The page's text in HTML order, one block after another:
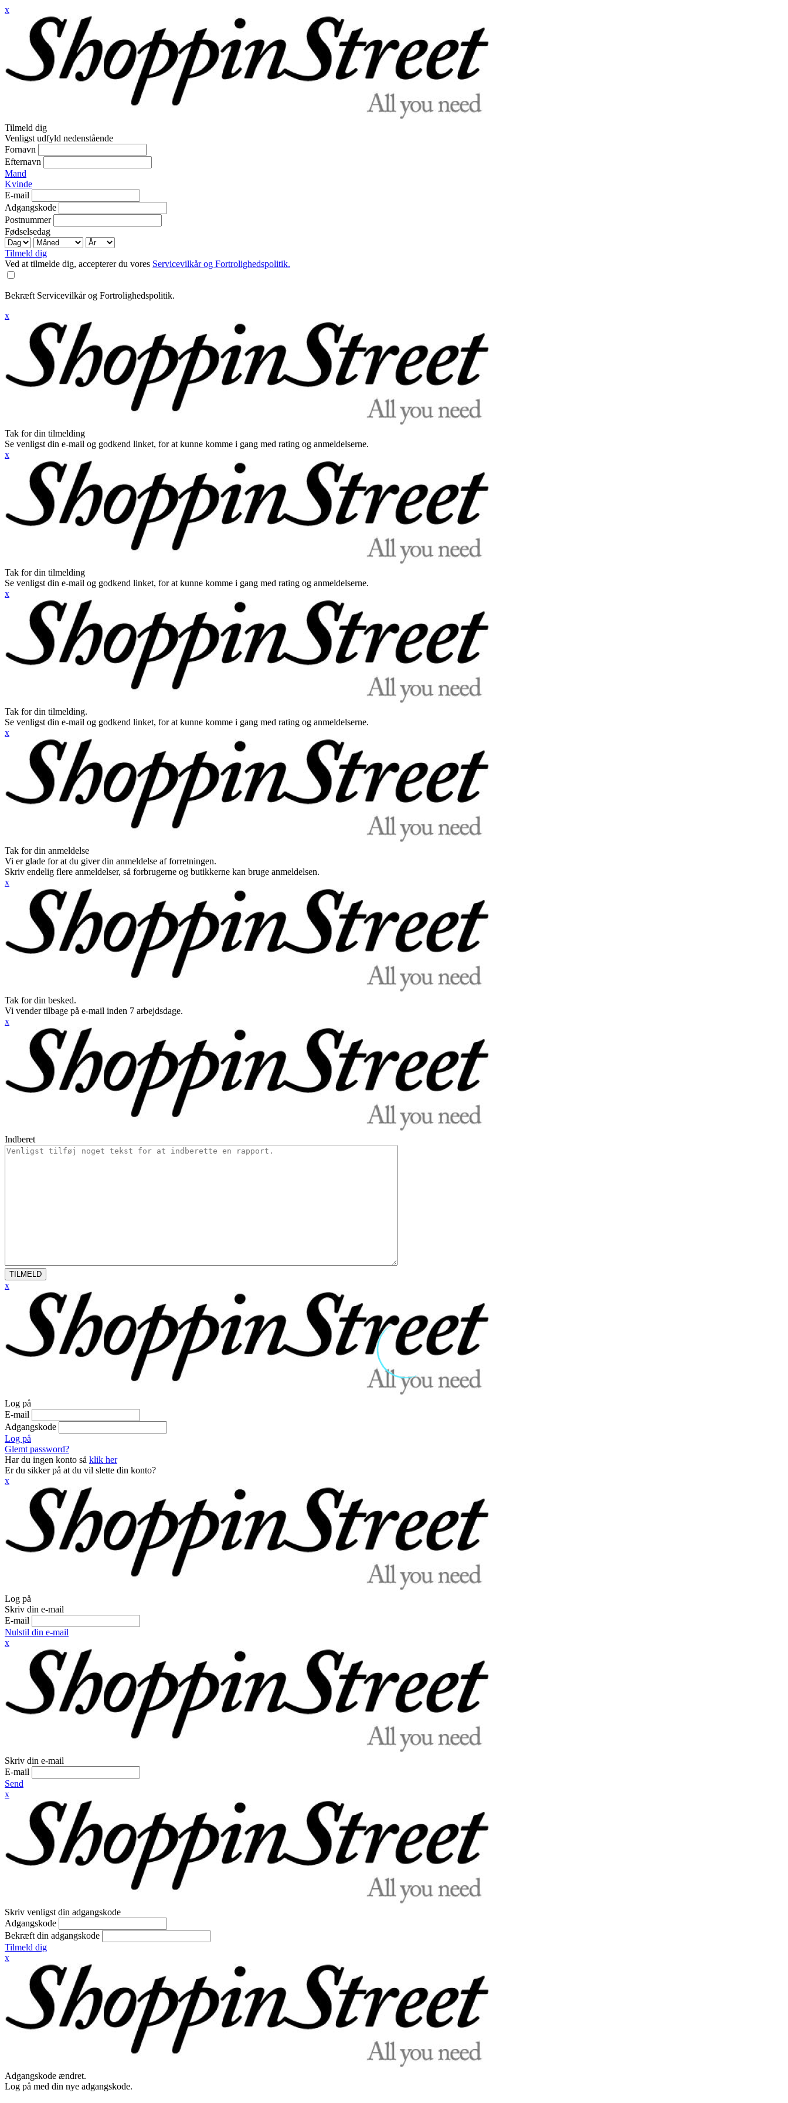
x
Tilmeld dig
Venligst udfyld nedenstående
Fornavn
Efternavn
Mand
Kvinde
E-mail
Adgangskode
Postnummer
Fødselsedag
Tilmeld dig
Ved at tilmelde dig, accepterer du vores Servicevilkår og Fortrolighedspolitik.
Bekræft Servicevilkår og Fortrolighedspolitik.
x
Tak for din tilmelding
Se venligst din e-mail og godkend linket, for at kunne komme i gang med rating og anmeldelserne.
x
Tak for din tilmelding
Se venligst din e-mail og godkend linket, for at kunne komme i gang med rating og anmeldelserne.
x
Tak for din tilmelding.
Se venligst din e-mail og godkend linket, for at kunne komme i gang med rating og anmeldelserne.
x
Tak for din anmeldelse
Vi er glade for at du giver din anmeldelse af forretningen.
Skriv endelig flere anmeldelser, så forbrugerne og butikkerne kan bruge anmeldelsen.
x
Tak for din besked.
Vi vender tilbage på e-mail inden 7 arbejdsdage.
x
Indberet
TILMELD
x
Log på
E-mail
Adgangskode
Log på
Glemt password?
Har du ingen konto så klik her
Er du sikker på at du vil slette din konto?
x
Log på
Skriv din e-mail
E-mail
Nulstil din e-mail
x
Skriv din e-mail
E-mail
Send
x
Skriv venligst din adgangskode
Adgangskode
Bekræft din adgangskode
Tilmeld dig
x
Adgangskode ændret.
Log på med din nye adgangskode.